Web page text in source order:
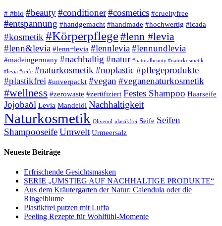
# #bio #beauty#conditioner#cosmetics #crueltyfree
#entspannung #handgemacht #handmade #hochwertig #icada
#kosmetik #Körperpflege#lenn #levia
#lenn&levia #lenn+levia #lennlevia#lennundlevia
#madeingermany #nachhaltig #natur #naturalbeauty #naturkosmetik
#levia #seife #naturkosmetik #noplastic#pflegeprodukte
#plastikfrei #unverpackt #vegan #veganenaturkosmetik
#wellness #zerowaste #zertifiziert Festes Shampoo Haarseife
Jojobaöl Levia Mandelöl Nachhaltigkeit
Naturkosmetik Olivenöl plastikfrei Seife Seifen
ShampooseifeUmwelt Urmeersalz
Neueste Beiträge
Erfrischende Gesichtsmasken
SERIE „UMSTIEG AUF NACHHALTIGE PRODUKTE“
Aus dem Kräutergarten der Natur: Calendula oder die
Ringelblume
Plastikfrei putzen mit Luffa
Peeling Rezepte für Wohlfühl-Momente